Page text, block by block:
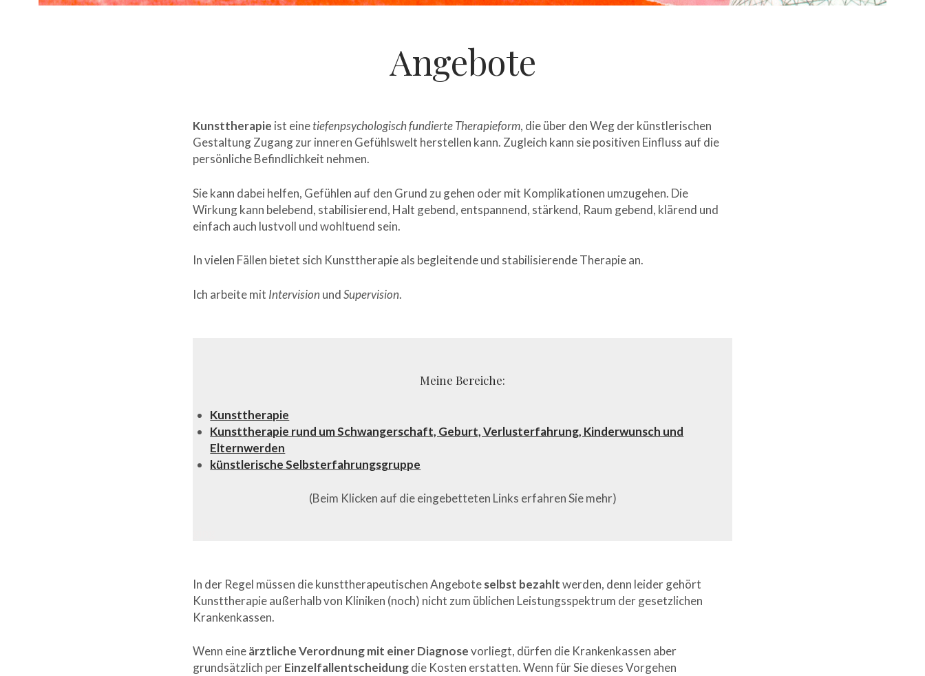
Angebote
Kunsttherapie ist einetiefenpsychologisch fundierte Therapieform, die über den Weg der künstlerischen
Gestaltung Zugang zur inneren Gefühlswelt herstellen kann. Zugleich kann sie positiven Einfluss auf die
persönliche Befindlichkeit nehmen.
Sie kann dabei helfen, Gefühlen auf den Grund zu gehen oder mit Komplikationen umzugehen. Die
Wirkung kann belebend, stabilisierend, Halt gebend, entspannend, stärkend, Raum gebend, klärend und
einfach auch lustvoll und wohltuend sein.
In vielen Fällen bietet sich Kunsttherapie als begleitende und stabilisierende Therapie an.
Ich arbeite mit Intervision undSupervision.
Meine Bereiche:
Kunsttherapie
Kunsttherapie rund um Schwangerschaft, Geburt, Verlusterfahrung, Kinderwunsch und
Elternwerden
künstlerische Selbsterfahrungsgruppe
(Beim Klicken auf die eingebetteten Links erfahren Sie mehr)
In der Regel müssen die kunsttherapeutischen Angeboteselbst bezahltwerden, denn leider gehört
Kunsttherapie außerhalb von Kliniken (noch) nicht zum üblichen Leistungsspektrum der gesetzlichen
Krankenkassen.
Wenn eineärztliche Verordnungmit einer Diagnosevorliegt, dürfen die Krankenkassen aber
grundsätzlich perEinzelfallentscheidungdie Kosten erstatten. Wenn für Sie dieses Vorgehen